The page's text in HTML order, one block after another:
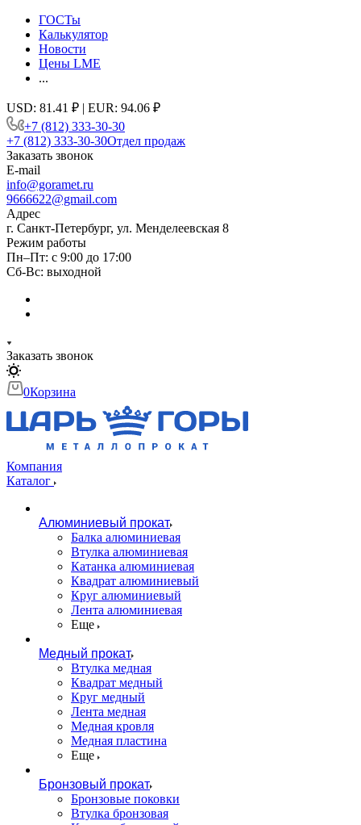
ГОСТы
Калькулятор
Новости
Цены LME
...
USD: 81.41 ₽ | EUR: 94.06 ₽
+7 (812) 333-30-30
+7 (812) 333-30-30Отдел продаж
Заказать звонок
E-mail
info@goramet.ru
9666622@gmail.com
Адрес
г. Санкт-Петербург, ул. Менделеевская 8
Режим работы
Пн–Пт: с 9:00 до 17:00
Сб-Вс: выходной
Заказать звонок
0Корзина
Компания
Каталог
Алюминиевый прокат
Балка алюминиевая
Втулка алюминиевая
Катанка алюминиевая
Квадрат алюминиевый
Круг алюминиевый
Лента алюминиевая
Еще
Медный прокат
Втулка медная
Квадрат медный
Круг медный
Лента медная
Медная кровля
Медная пластина
Еще
Бронзовый прокат
Бронзовые поковки
Втулка бронзовая